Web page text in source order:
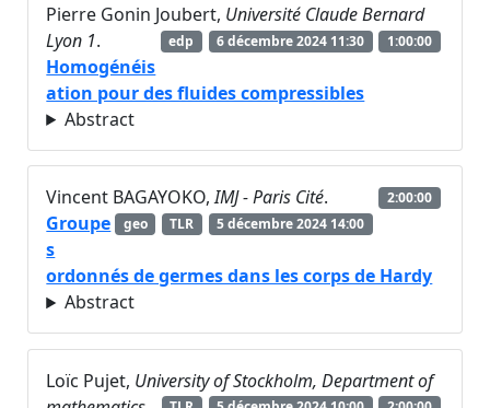
Pierre Gonin Joubert, Université Claude Bernard
Lyon 1. 1:00:00
6 décembre 2024 11:30
edp
Homogénéis
ation pour des fluides compressibles
Abstract
Vincent BAGAYOKO,IMJ - Paris Cité.
2:00:00
5 décembre 2024 14:00
TLR
geo
Groupe
s
ordonnés de germes dans les corps de Hardy
Abstract
Loïc Pujet, University of Stockholm, Department of